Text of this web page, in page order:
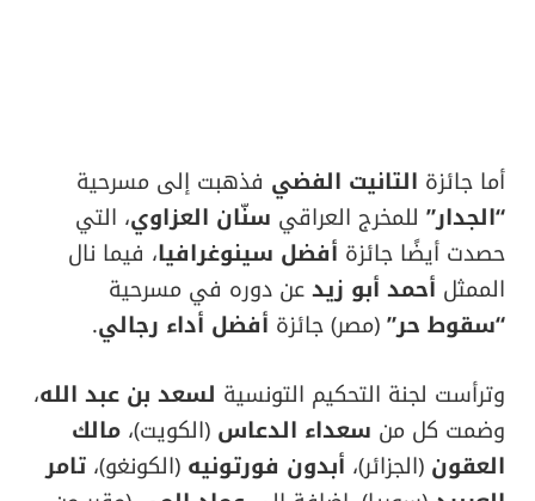
أما جائزة التانيت الفضي فذهبت إلى مسرحية
“الجدار” للمخرج العراقي سنّان العزاوي، التي
حصدت أيضًا جائزة أفضل سينوغرافيا، فيما نال
الممثل أحمد أبو زيدعن دوره في مسرحية
“سقوط حر”(مصر) جائزة أفضل أداء رجالي.
وترأست لجنة التحكيم التونسية لسعد بن عبد الله،
وضمت كل من سعداء الدعاس (الكويت)، مالك
العقون (الجزائر)، أبدون فورتونيه (الكونغو)، تامر